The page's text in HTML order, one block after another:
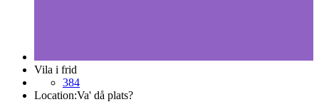
Vila i frid
384
Location:Va' då plats?